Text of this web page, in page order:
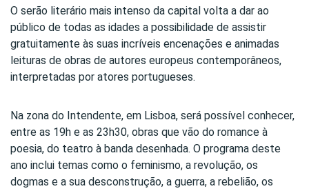
O serão literário mais intenso da capital volta a dar ao
público de todas as idades a possibilidade de assistir
gratuitamente às suas incríveis encenações e animadas
leituras de obras de autores europeus contemporâneos,
interpretadas por atores portugueses.
Na zona do Intendente, em Lisboa, será possível conhecer,
entre as 19h e as 23h30, obras que vão do romance à
poesia, do teatro à banda desenhada. O programa deste
ano inclui temas como o feminismo, a revolução, os
dogmas e a sua desconstrução, a guerra, a rebelião, os